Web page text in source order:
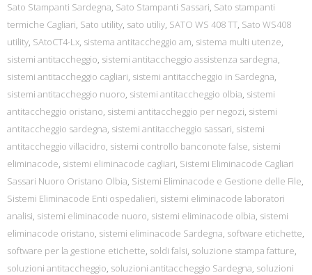
Sato Stampanti Sardegna, Sato Stampanti Sassari, Sato stampanti
termiche Cagliari, Sato utility, sato utiliy, SATO WS 408 TT, Sato WS408
utility, SAtoCT4-Lx, sistema antitaccheggio am, sistema multi utenze,
sistemi antitaccheggio, sistemi antitaccheggio assistenza sardegna,
sistemi antitaccheggio cagliari, sistemi antitaccheggio in Sardegna,
sistemi antitaccheggio nuoro, sistemi antitaccheggio olbia, sistemi
antitaccheggio oristano, sistemi antitaccheggio per negozi, sistemi
antitaccheggio sardegna, sistemi antitaccheggio sassari, sistemi
antitaccheggio villacidro, sistemi controllo banconote false, sistemi
eliminacode, sistemi eliminacode cagliari, Sistemi Eliminacode Cagliari
Sassari Nuoro Oristano Olbia, Sistemi Eliminacode e Gestione delle File,
Sistemi Eliminacode Enti ospedalieri, sistemi eliminacode laboratori
analisi, sistemi eliminacode nuoro, sistemi eliminacode olbia, sistemi
eliminacode oristano, sistemi eliminacode Sardegna, software etichette,
software per la gestione etichette, soldi falsi, soluzione stampa fatture,
soluzioni antitaccheggio, soluzioni antitaccheggio Sardegna, soluzioni